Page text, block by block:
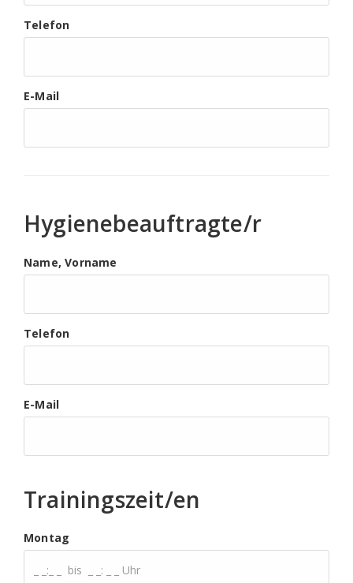
Telefon
E-Mail
Hygienebeauftragte/r
Name, Vorname
Telefon
E-Mail
Trainingszeit/en
Montag